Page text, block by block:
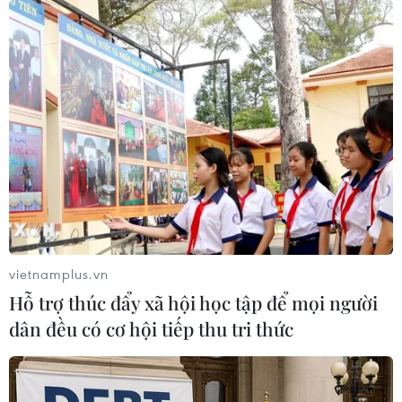
Còn tồn tại, khiếm khuyết hệ thống
thu phí tại 5 Dự án cao tốc Bắc-Nam
05/08/2026 08:29
Cao tốc Khánh Hoà-Buôn Ma Thuột
sẽ hoàn thành, khai thác trong năm
nay
05/08/2026 07:14
Xem thêm
vietnamplus.vn
Hỗ trợ thúc đẩy xã hội học tập để mọi người
dân đều có cơ hội tiếp thu tri thức